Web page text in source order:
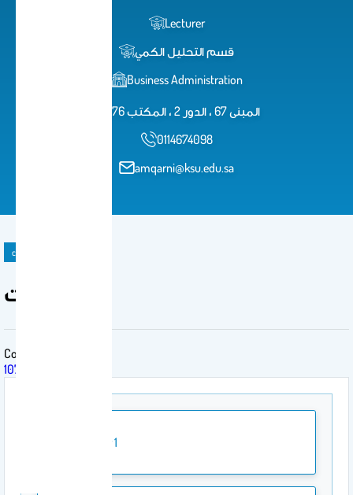
Lecturer
قسم التحليل الكمي
Business Administration
المبنى 67 ، الدور 2 ، المكتب 276
0114674098
amqarni@ksu.edu.sa
course material
المحاضرات
Course
107 QUA
Chapter 1